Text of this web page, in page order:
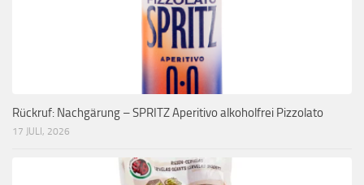
Rückruf: Nachgärung – SPRITZ Aperitivo alkoholfrei Pizzolato
17 JULI, 2026